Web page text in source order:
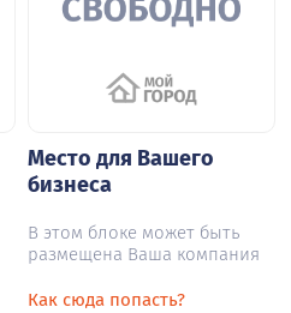
Место для Вашего
бизнеса
В этом блоке может быть
размещена Ваша компания
Как сюда попасть?